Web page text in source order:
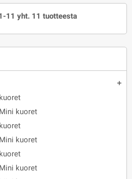
add
kuoret
kuoret
kuoret
11 yht. 11 tuotteesta